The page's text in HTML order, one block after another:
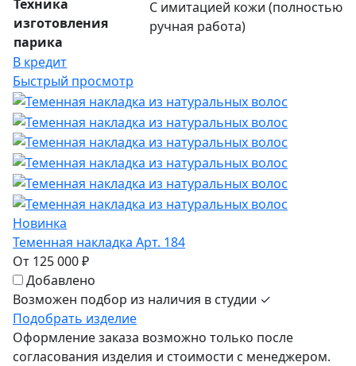
Техника
изготовления
парика
С имитацией кожи (полностью
ручная работа)
В кредит
Быстрый просмотр
Новинка
Теменная накладка Арт. 184
От 125 000 ₽
Добавлено
Возможен подбор из наличия в студии ✓
Подобрать изделие
Оформление заказа возможно только после
согласования изделия и стоимости с менеджером.